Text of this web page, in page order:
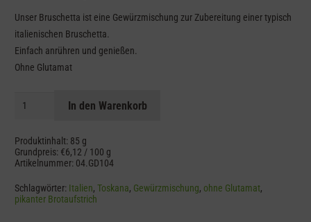
Unser Bruschetta ist eine Gewürzmischung zur Zubereitung einer typisch
italienischen Bruschetta.
Einfach anrühren und genießen.
Ohne Glutamat
Bruschetta
In den Warenkorb
Produktinhalt: 85 g
Grundpreis: €6,12 / 100 g
Artikelnummer: 04.GD104
Schlagwörter: Italien, Toskana, Gewürzmischung, ohne Glutamat,
pikanter Brotaufstrich